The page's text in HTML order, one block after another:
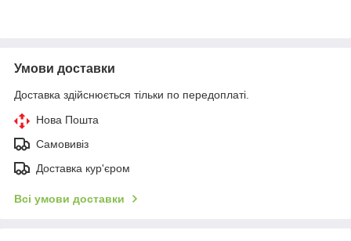
Умови доставки
Доставка здійснюється тільки по передоплаті.
Нова Пошта
Самовивіз
Доставка кур'єром
Всі умови доставки